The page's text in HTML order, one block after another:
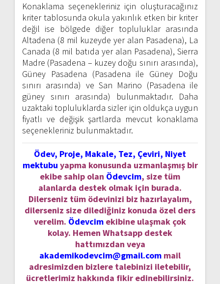
Konaklama seçenekleriniz için oluşturacağınız
kriter tablosunda okula yakınlık etken bir kriter
değil ise bölgede diğer topluluklar arasında
Altadena (8 mil kuzeyde yer alan Pasadena), La
Canada (8 mil batıda yer alan Pasadena), Sierra
Madre (Pasadena – kuzey doğu sınırı arasında),
Güney Pasadena (Pasadena ile Güney Doğu
sınırı arasında) ve San Marino (Pasadena ile
güney sınırı arasında) bulunmaktadır. Daha
uzaktaki topluluklarda sizler için oldukça uygun
fiyatlı ve değişik şartlarda mevcut konaklama
seçenekleriniz bulunmaktadır.
Ödev, Proje, Makale, Tez, Çeviri, Niyet
mektubu yapma konusunda uzmanlaşmış bir
ekibe sahip olan Ödevcim, size tüm
alanlarda destek olmak için burada.
Dilerseniz tüm ödevinizi biz hazırlayalım,
dilerseniz size dilediğiniz konuda özel ders
verelim. Ödevcim ekibine ulaşmak çok
kolay. Hemen Whatsapp destek
hattımızdan veya
akademikodevcim@gmail.com mail
adresimizden bizlere talebinizi iletebilir,
ücretlerimiz hakkında fikir edinebilirsiniz.